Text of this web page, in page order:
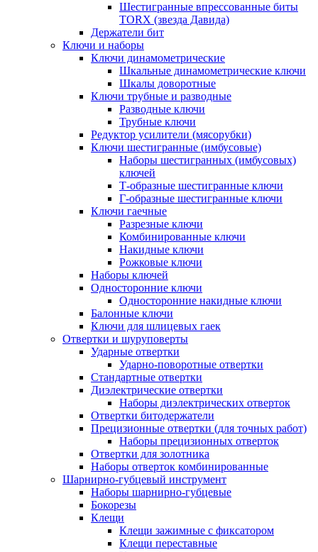
Шестигранные впрессованные биты
TORX (звезда Давида)
Держатели бит
Ключи и наборы
Ключи динамометрические
Шкальные динамометрические ключи
Шкалы доворотные
Ключи трубные и разводные
Разводные ключи
Трубные ключи
Редуктор усилители (мясорубки)
Ключи шестигранные (имбусовые)
Наборы шестигранных (имбусовых)
ключей
Т-образные шестигранные ключи
Г-образные шестигранные ключи
Ключи гаечные
Разрезные ключи
Комбинированные ключи
Накидные ключи
Рожковые ключи
Наборы ключей
Односторонние ключи
Односторонние накидные ключи
Балонные ключи
Ключи для шлицевых гаек
Отвертки и шуруповерты
Ударные отвертки
Ударно-поворотные отвертки
Стандартные отвертки
Диэлектрические отвертки
Наборы диэлектрических отверток
Отвертки битодержатели
Прецизионные отвертки (для точных работ)
Наборы прецизионных отверток
Отвертки для золотника
Наборы отверток комбинированные
Шарнирно-губцевый инструмент
Наборы шарнирно-губцевые
Бокорезы
Клещи
Клещи зажимные с фиксатором
Клещи переставные